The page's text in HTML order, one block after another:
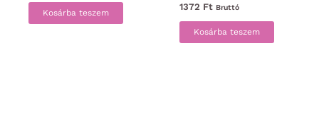
Kosárba teszem
1372 Ft Bruttó
Kosárba teszem